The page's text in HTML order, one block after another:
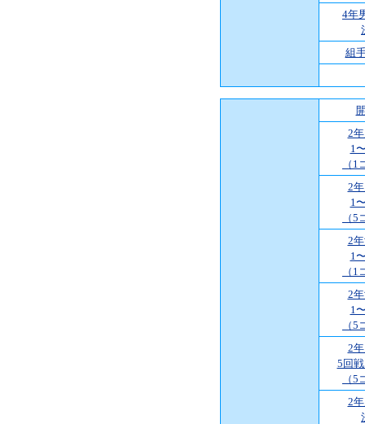
4年
組
2
1
（
2
1
（
2
1
（
2
1
（
2
5回
（
2